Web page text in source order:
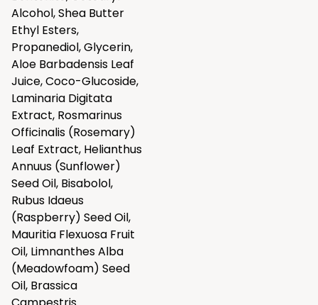
Alcohol, Shea Butter
Ethyl Esters,
Propanediol, Glycerin,
Aloe Barbadensis Leaf
Juice, Coco-Glucoside,
Laminaria Digitata
Extract, Rosmarinus
Officinalis (Rosemary)
Leaf Extract, Helianthus
Annuus (Sunflower)
Seed Oil, Bisabolol,
Rubus Idaeus
(Raspberry) Seed Oil,
Mauritia Flexuosa Fruit
Oil, Limnanthes Alba
(Meadowfoam) Seed
Oil, Brassica